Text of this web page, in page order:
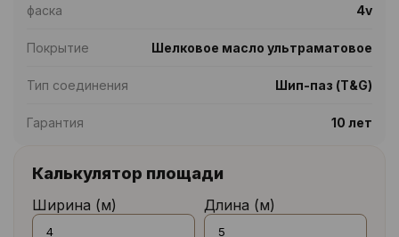
фаска 4v
Покрытие Шелковое масло ультраматовое
Тип соединения Шип-паз (T&G)
Гарантия 10 лет
Калькулятор площади
Ширина (м) Длина (м)